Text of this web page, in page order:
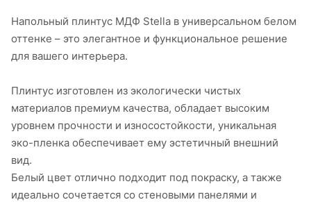
Напольный плинтус МДФ Stella в универсальном белом
оттенке – это элегантное и функциональное решение
для вашего интерьера.
Плинтус изготовлен из экологически чистых
материалов премиум качества, обладает высоким
уровнем прочности и износостойкости, уникальная
эко-пленка обеспечивает ему эстетичный внешний
вид.
Белый цвет отлично подходит под покраску, а также
идеально сочетается со стеновыми панелями и